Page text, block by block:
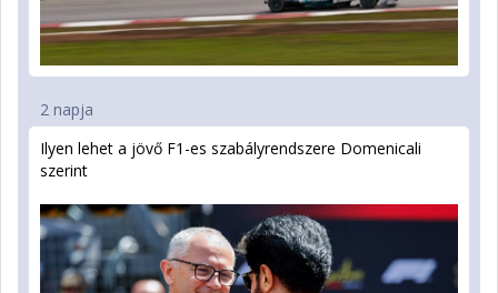
2 napja
Ilyen lehet a jövő F1-es szabályrendszere Domenicali
szerint